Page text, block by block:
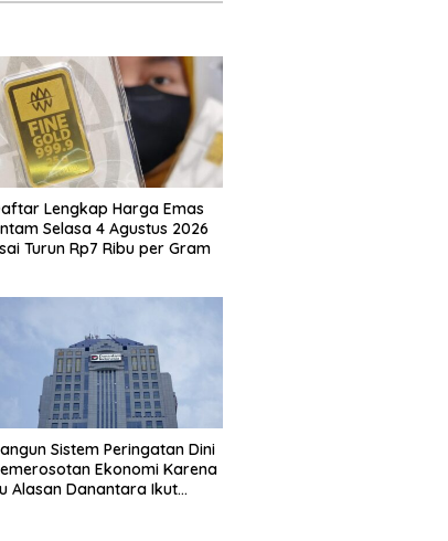
Lengkap Harga Emas
Selasa 4 Agustus 2026
Turun Rp7 Ribu per Gram
Sistem Peringatan Dini
Ekonomi Karena
Alasan Danantara Ikut